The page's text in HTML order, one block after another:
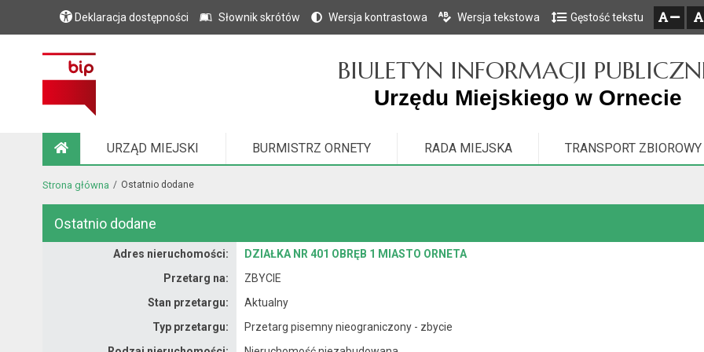
Przejdź do głównego menu
Przejdź do treści
Przejdź do mapy serwisu
Deklaracja dostępności Słownik skrótów Wersja kontrastowa Wersja tekstowa Gęstość tekstu
BIULETYN INFORMACJI
Urzędu Miejskiego w Ornecie
URZĄD MIEJSKI BURMISTRZ ORNETY RADA MIEJSKA TRANSPORT ZBIOROWY
Strona główna Ostatnio dodane
Ostatnio dodane
Adres nieruchomości:
DZIAŁKA NR 401 OBRĘB 1 MIASTO ORNETA
Przetarg na:
ZBYCIE
Stan przetargu:
Aktualny
Typ przetargu:
Przetarg pisemny nieograniczony - zbycie